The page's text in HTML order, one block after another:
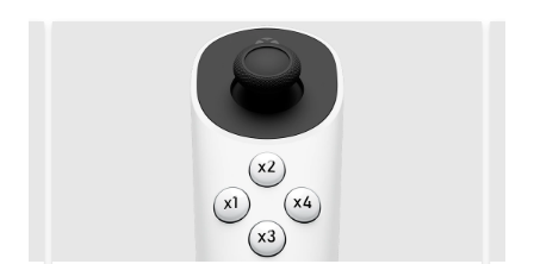
Slide 1 of 3. Je gaming-setup aanpassen
Overslaan Functies van de XBOX Adaptieve joystick